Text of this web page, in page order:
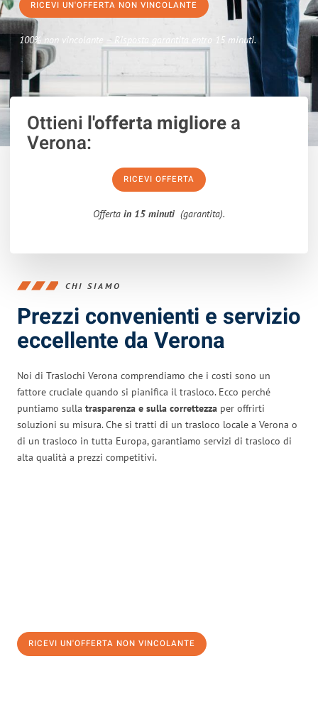
RICEVI UN'OFFERTA NON VINCOLANTE
100% non vincolante – Risposta garantita entro 15 minuti.
Ottieni l'offerta migliorea
Verona:
RICEVI OFFERTA
Offerta in 15 minuti (garantita).
CHI SIAMO
Prezzi convenienti e servizio
eccellente da Verona
Noi di Traslochi Verona comprendiamo che i costi sono un
fattore cruciale quando si pianifica il trasloco. Ecco perché
puntiamo sulla trasparenza e sulla correttezza per offrirti
soluzioni su misura. Che si tratti di un trasloco locale a Verona o
di un trasloco in tutta Europa, garantiamo servizi di trasloco di
alta qualità a prezzi competitivi.
RICEVI UN'OFFERTA NON VINCOLANTE